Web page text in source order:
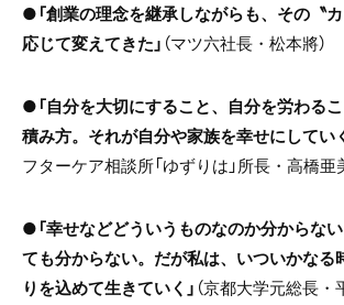
●「創業の理念を継承しながらも、その〝
応じて変えてきた」 （マツ六社長・松本將）
●「自分を大切にすること、自分を労わる
積み方。それが自分や家族を幸せにしてい
フターケア相談所「ゆずりは」所長・高橋亜
●「幸せなどどういうものなのか分からな
ても分からない。だが私は、いついかなる
りを込めて生きていく」 （京都大学元総長・